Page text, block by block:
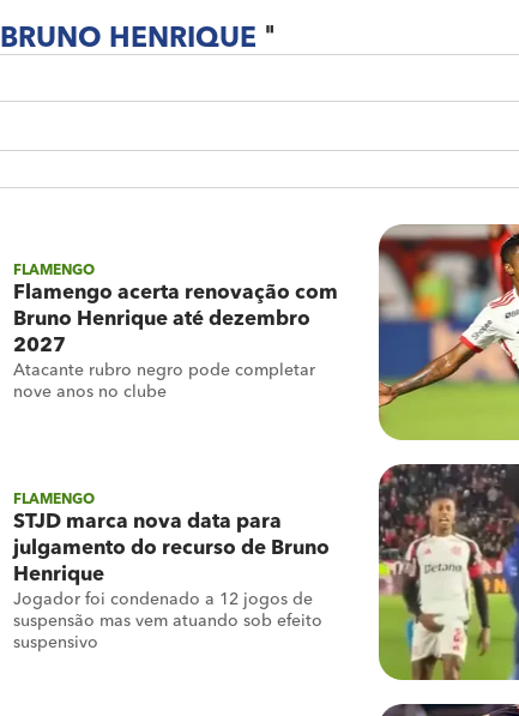
BRUNO HENRIQUE "
FLAMENGO
Flamengo acerta renovação com
Bruno Henrique até dezembro
2027
Atacante rubro negro pode completar
nove anos no clube
FLAMENGO
STJD marca nova data para
julgamento do recurso de Bruno
Henrique
Jogador foi condenado a 12 jogos de
suspensão mas vem atuando sob efeito
suspensivo